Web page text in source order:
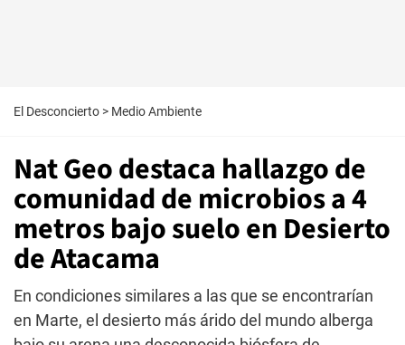
El Desconcierto > Medio Ambiente
Nat Geo destaca hallazgo de
comunidad de microbios a 4
metros bajo suelo en Desierto
de Atacama
En condiciones similares a las que se encontrarían
en Marte, el desierto más árido del mundo alberga